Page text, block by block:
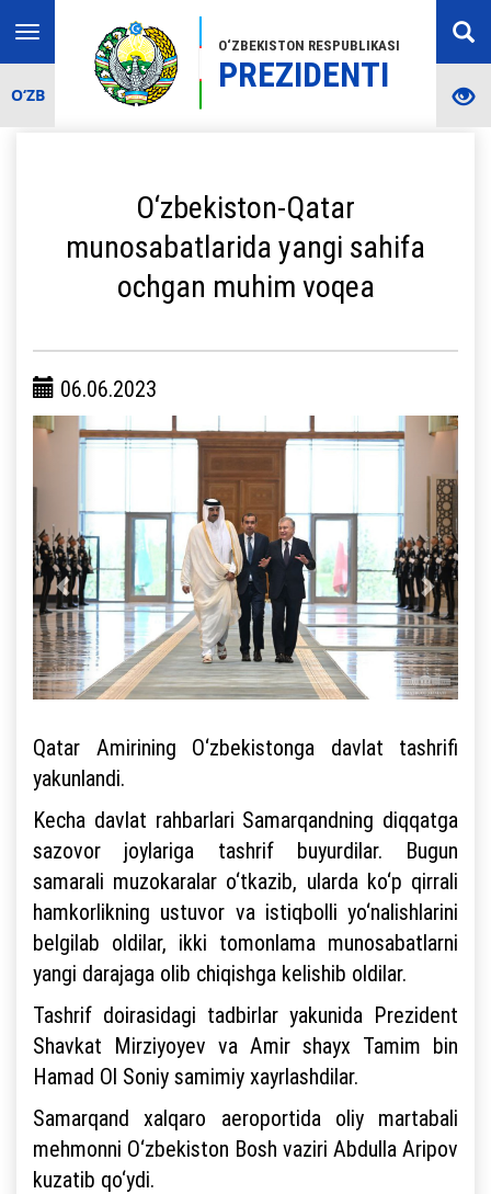
O‘ZBEKISTON RESPUBLIKASI
PREZIDENTI
Toggle
navigation
O‘ZB
O‘zbekiston-Qatar
munosabatlarida yangi sahifa
ochgan muhim voqea
06.06.2023
Qatar Amirining O‘zbekistonga davlat tashrifi
yakunlandi.
Kecha davlat rahbarlari Samarqandning diqqatga
sazovor joylariga tashrif buyurdilar. Bugun
samarali muzokaralar o‘tkazib, ularda ko‘p qirrali
hamkorlikning ustuvor va istiqbolli yo‘nalishlarini
belgilab oldilar, ikki tomonlama munosabatlarni
yangi darajaga olib chiqishga kelishib oldilar.
Tashrif doirasidagi tadbirlar yakunida Prezident
Shavkat Mirziyoyev va Amir shayx Tamim bin
Hamad Ol Soniy samimiy xayrlashdilar.
Samarqand xalqaro aeroportida oliy martabali
mehmonni O‘zbekiston Bosh vaziri Abdulla Aripov
kuzatib qo‘ydi.